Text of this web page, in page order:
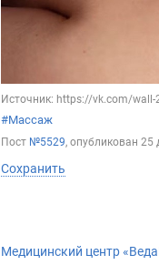
Источник: https://vk.com/wall-
#Массаж
Пост №5529, опубликован 25
Сохранить
Медицинский центр